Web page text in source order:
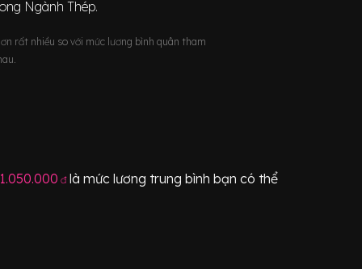
Ngành Thép.
rất nhiều so với mức lương bình quân tham
đlà mức lương trung bình bạn có thể